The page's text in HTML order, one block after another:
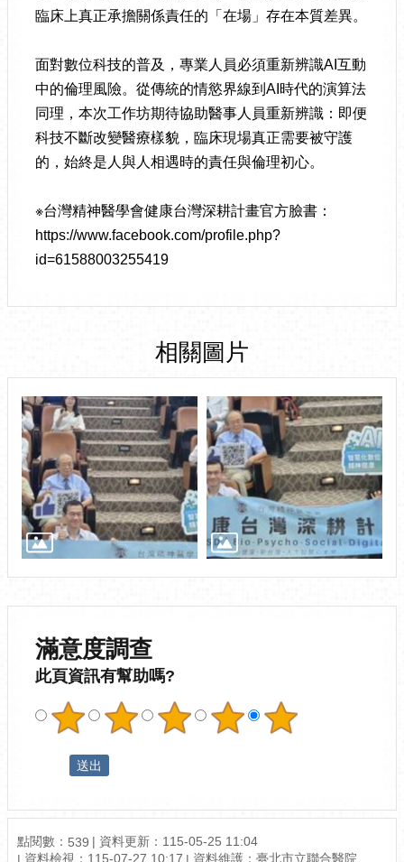
臨床上真正承擔關係責任的「在場」存在本質差異。
面對數位科技的普及，專業人員必須重新辨識AI互動
中的倫理風險。從傳統的情慾界線到AI時代的演算法
同理，本次工作坊期待協助醫事人員重新辨識：即便
科技不斷改變醫療樣貌，臨床現場真正需要被守護
的，始終是人與人相遇時的責任與倫理初心。
※台灣精神醫學會健康台灣深耕計畫官方臉書：
https://www.facebook.com/profile.php?
id=61588003255419
相關圖片
滿意度調查
此頁資訊有幫助嗎?
點閱數： 539
資料更新：115-05-25 11:04
資料檢視：115-07-27 10:17
資料維護：臺北市立聯合醫院